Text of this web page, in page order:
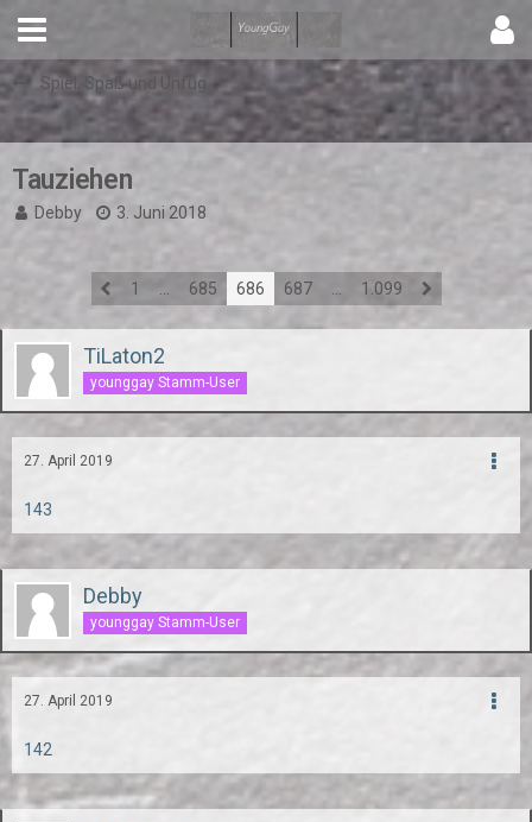
Spiel, Spaß und Unfug
Tauziehen
Debby 3. Juni 2018
1 685 686 687 1.099
TiLaton2
younggay Stamm-User
27. April 2019
143
Debby
younggay Stamm-User
27. April 2019
142